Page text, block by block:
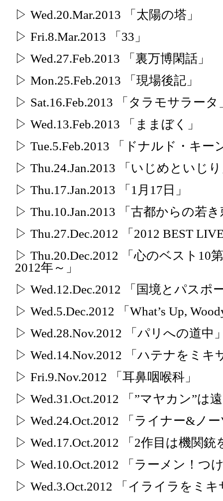
▷ Wed.20.Mar.2013 「太陽の塔」
▷ Fri.8.Mar.2013 「33」
▷ Wed.27.Feb.2013 「裏万博閑話」
▷ Mon.25.Feb.2013 「現場後記」
▷ Sat.16.Feb.2013 「タラモサラータ
▷ Wed.13.Feb.2013 「ままぼく」
▷ Tue.5.Feb.2013 「ドナルド・キー
▷ Thu.24.Jan.2013 「いじめといじ
▷ Thu.17.Jan.2013 「1月17日」
▷ Thu.10.Jan.2013 「古都からの若
▷ Thu.27.Dec.2012 「2012 BEST
▷ Thu.20.Dec.2012 「心のベスト10
2012年～」
▷ Wed.12.Dec.2012 「国境とパスポ
▷ Wed.5.Dec.2012 「What’s Up,
▷ Wed.28.Nov.2012 「パリへの道中
▷ Wed.14.Nov.2012 「ハテナをミキ
▷ Fri.9.Nov.2012 「耳鼻咽喉科」
▷ Wed.31.Oct.2012 「”マヤカン”は
▷ Wed.24.Oct.2012 「ライナー&ノ
▷ Wed.17.Oct.2012 「2作目は機関
▷ Wed.10.Oct.2012 「ラーメン！つ
▷ Wed.3.Oct.2012 「イライラをミ